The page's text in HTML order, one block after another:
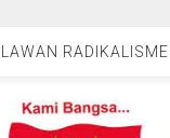
LAWAN RADIKALISME